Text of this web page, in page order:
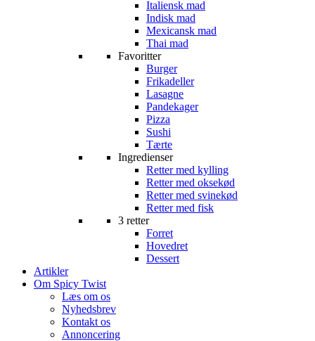
Italiensk mad
Indisk mad
Mexicansk mad
Thai mad
Favoritter
Burger
Frikadeller
Lasagne
Pandekager
Pizza
Sushi
Tærte
Ingredienser
Retter med kylling
Retter med oksekød
Retter med svinekød
Retter med fisk
3 retter
Forret
Hovedret
Dessert
Artikler
Om Spicy Twist
Læs om os
Nyhedsbrev
Kontakt os
Annoncering